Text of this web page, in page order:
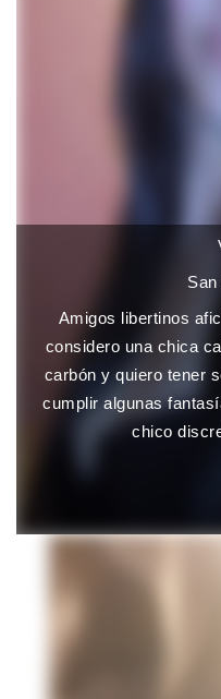
Amigos libertinos
considero una chica
carbón y quiero tener
cumplir algunas
chico